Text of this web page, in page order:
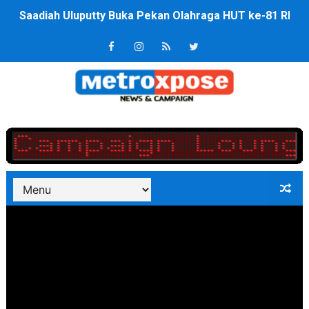
4 Dokter Asal Nias Barat Lulus PPDS di FK USU,
OKU Timur Jalin Komunikasi ke semua Stackholder
DPRD Kota Bekasi Minta Penanganan Pencemaran
Jelang HUT RI ke 81Turnamen Olah Anak Muda Kota
Bobby Nasution Fokus Infrastruktur Daerah saat
Dukcapil SBB Layani Perubahan Akta Lama Menjadi